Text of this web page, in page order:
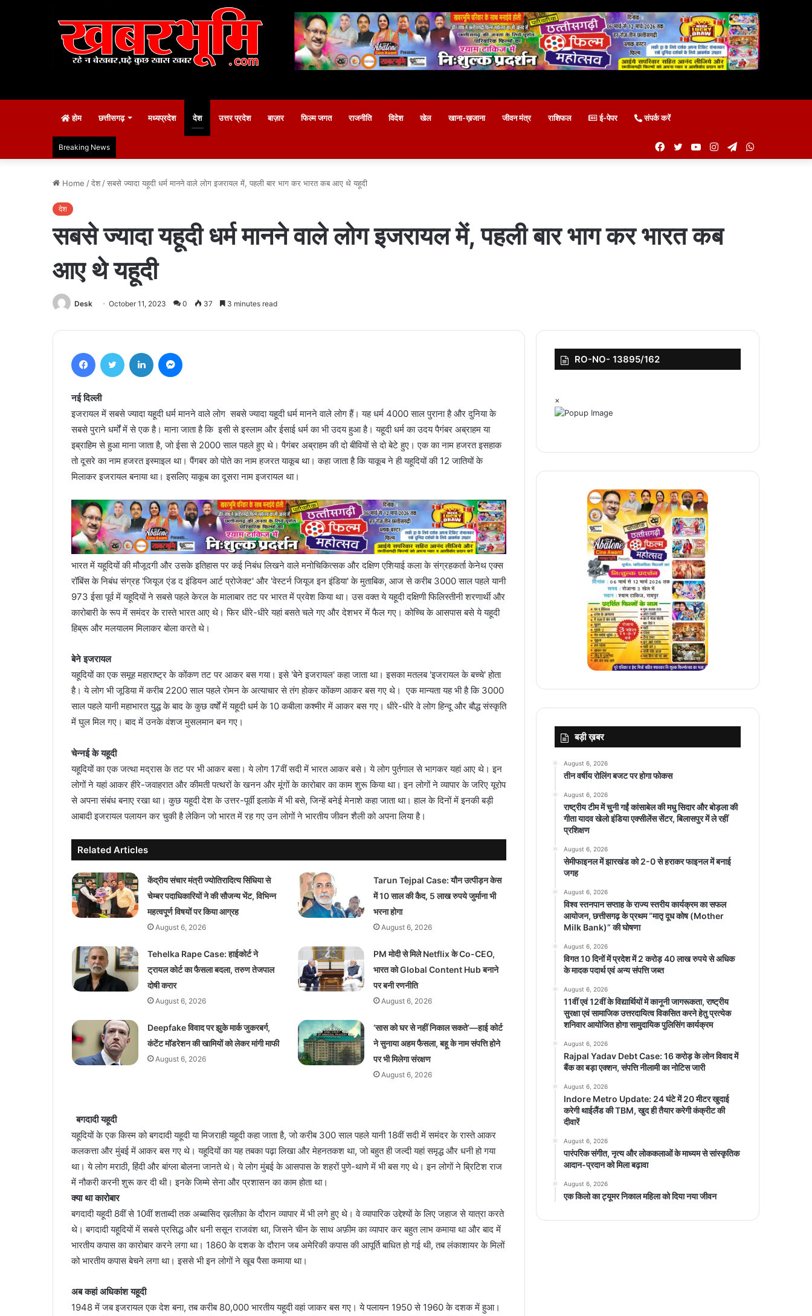
होम छत्तीसगढ़ मध्यप्रदेश देश उत्तर प्रदेश बाज़ार फिल्म जगत राजनीति विदेश खेल खाना-ख़जाना जीवन मंत्र राशिफल ई-पेपर संपर्क करें
Breaking News Telegram
Instagram
YouTube
Twitter
Facebook
Home /देश /सबसे ज्यादा यहूदी धर्म मानने वाले लोग इजरायल में, पहली बार भाग कर भारत कब आए थे यहूदी
देश
सबसे ज्यादा यहूदी धर्म मानने वाले लोग इजरायल में, पहली बार भाग कर भारत कब
आए थे यहूदी
Desk October 11, 2023 0 37 3 minutes read
नई दिल्ली
इजरायल में सबसे ज्यादा यहूदी धर्म मानने वाले लोग सबसे ज्यादा यहूदी धर्म मानने वाले लोग हैं। यह धर्म 4000 साल पुराना है और दुनिया के
सबसे पुराने धर्मों में से एक है। माना जाता है कि इसी से इस्लाम और ईसाई धर्म का भी उदय हुआ है। यहूदी धर्म का उदय पैगंबर अब्राहम या
इब्राहिम से हुआ माना जाता है, जो ईसा से 2000 साल पहले हुए थे। पैगंबर अब्राहम की दो बीवियों से दो बेटे हुए। एक का नाम हजरत इसहाक
तो दूसरे का नाम हजरत इस्माइल था। पैंगबर को पोते का नाम हजरत याकूब था। कहा जाता है कि याकूब ने ही यहूदियों की 12 जातियों के
मिलाकर इजरायल बनाया था। इसलिए याकूब का दूसरा नाम इजरायल था।
भारत में यहूदियों की मौजूदगी और उसके इतिहास पर कई निबंध लिखने वाले मनोचिकित्सक और दक्षिण एशियाई कला के संग्रहकर्ता केनेथ एक्स
रॉबिंस के निबंध संग्रह 'जियूज एंड द इंडियन आर्ट प्रोजेक्ट' और 'वेस्टर्न जियूज इन इंडिया' के मुताबिक, आज से करीब 3000 साल पहले यानी
973 ईसा पूर्व में यहूदियों ने सबसे पहले केरल के मालाबार तट पर भारत में प्रवेश किया था। उस वक्त ये यहूदी दक्षिणी फिलिस्तीनी शरणार्थी और
कारोबारी के रूप में समंदर के रास्ते भारत आए थे। फिर धीरे-धीरे यहां बसते चले गए और देशभर में फैल गए। कोच्चि के आसपास बसे ये यहूदी
हिब्रू और मलयालम मिलाकर बोला करते थे।
बेने इजरायल
यहूदियों का एक समूह महाराष्ट्र के कोंकण तट पर आकर बस गया। इसे 'बेने इजरायल' कहा जाता था। इसका मतलब 'इजरायल के बच्चे' होता
है। ये लोग भी जूडिया में करीब 2200 साल पहले रोमन के अत्याचार से तंग होकर कोंकण आकर बस गए थे। एक मान्यता यह भी है कि 3000
साल पहले यानी महाभारत युद्ध के बाद के कुछ वर्षों में यहूदी धर्म के 10 कबीला कश्मीर में आकर बस गए। धीरे-धीरे वे लोग हिन्दू और बौद्ध संस्कृति
में घुल मिल गए। बाद में उनके वंशज मुसलमान बन गए।
चेन्नई के यहूदी
यहूदियों का एक जत्था मद्रास के तट पर भी आकर बसा। ये लोग 17वीं सदी में भारत आकर बसे। ये लोग पुर्तगाल से भागकर यहां आए थे। इन
लोगों ने यहां आकर हीरे-जवाहरात और कीमती पत्थरों के खनन और मूंगों के कारोबार का काम शुरू किया था। इन लोगों ने व्यापार के जरिए यूरोप
से अपना संबंध बनाए रखा था। कुछ यहूदी देश के उत्तर-पूर्वी इलाके में भी बसे, जिन्हें बनेई मेनाशे कहा जाता था। हाल के दिनों में इनकी बड़ी
आबादी इजरायल पलायन कर चुकी है लेकिन जो भारत में रह गए उन लोगों ने भारतीय जीवन शैली को अपना लिया है।
Related Articles
केंद्रीय संचार मंत्री ज्योतिरादित्य सिंधिया से
चेम्बर पदाधिकारियों ने की सौजन्य भेंट, विभिन्न
महत्वपूर्ण विषयों पर किया आग्रह
August 6, 2026
Tarun Tejpal Case: यौन उत्पीड़न केस
में 10 साल की कैद, 5 लाख रुपये जुर्माना भी
भरना होगा
August 6, 2026
Tehelka Rape Case: हाईकोर्ट ने
ट्रायल कोर्ट का फैसला बदला, तरुण तेजपाल
दोषी करार
August 6, 2026
PM मोदी से मिले Netflix के Co-CEO,
भारत को Global Content Hub बनाने
पर बनी रणनीति
August 6, 2026
Deepfake विवाद पर झुके मार्क जुकरबर्ग,
कंटेंट मॉडरेशन की खामियों को लेकर मांगी माफी
August 6, 2026
‘सास को घर से नहीं निकाल सकते’—हाई कोर्ट
ने सुनाया अहम फैसला, बहू के नाम संपत्ति होने
पर भी मिलेगा संरक्षण
August 6, 2026
बगदादी यहूदी
यहूदियों के एक किस्म को बगदादी यहूदी या मिजराही यहूदी कहा जाता है, जो करीब 300 साल पहले यानी 18वीं सदी में समंदर के रास्ते आकर
कलकत्ता और मुंबई में आकर बस गए थे। यहूदियों का यह तबका पढ़ा लिखा और मेहनतकश था, जो बहुत ही जल्दी यहां समृद्ध और धनी हो गया
था। ये लोग मराठी, हिंदी और बांग्ला बोलना जानते थे। ये लोग मुंबई के आसपास के शहरों पुणे-थाणे में भी बस गए थे। इन लोगों ने ब्रिटिश राज
में नौकरी करनी शुरू कर दी थी। इनके जिम्मे सेना और प्रशासन का काम होता था।
क्या था कारोबार
बगदादी यहूदी 8वीं से 10वीं शताब्दी तक अब्बासिद ख़लीफ़ा के दौरान व्यापार में भी लगे हुए थे। वे व्यापारिक उद्देश्यों के लिए जहाज से यात्रा करते
थे। बगदादी यहूदियों में सबसे प्रसिद्ध और धनी ससून राजवंश था, जिसने चीन के साथ अफ़ीम का व्यापार कर बहुत लाभ कमाया था और बाद में
भारतीय कपास का कारोबार करने लगा था। 1860 के दशक के दौरान जब अमेरिकी कपास की आपूर्ति बाधित हो गई थी, तब लंकाशायर के मिलों
को भारतीय कपास बेचने लगा था। इससे भी इन लोगों ने खूब पैसा कमाया था।
अब कहां अधिकांश यहूदी
1948 में जब इजरायल एक देश बना, तब करीब 80,000 भारतीय यहूदी वहां जाकर बस गए। ये पलायन 1950 से 1960 के दशक में हुआ।
RO-NO- 13895/162
×
बड़ी ख़बर
August 6, 2026
तीन वर्षीय रोलिंग बजट पर होगा फोकस
August 6, 2026
राष्ट्रीय टीम में चुनी गईं कांसाबेल की मधु सिदार और बोड़ला की
गीता यादव खेलो इंडिया एक्सीलेंस सेंटर, बिलासपुर में ले रहीं
प्रशिक्षण
August 6, 2026
सेमीफाइनल में झारखंड को 2-0 से हराकर फाइनल में बनाई
जगह
August 6, 2026
विश्व स्तनपान सप्ताह के राज्य स्तरीय कार्यक्रम का सफल
आयोजन, छत्तीसगढ़ के प्रथम “मातृ दूध कोष (Mother
Milk Bank)” की घोषणा
August 6, 2026
विगत 10 दिनों में प्रदेश में 2 करोड़ 40 लाख रुपये से अधिक
के मादक पदार्थ एवं अन्य संपत्ति जब्त
August 6, 2026
11वीं एवं 12वीं के विद्यार्थियों में कानूनी जागरूकता, राष्ट्रीय
सुरक्षा एवं सामाजिक उत्तरदायित्व विकसित करने हेतु प्रत्येक
शनिवार आयोजित होगा सामुदायिक पुलिसिंग कार्यक्रम
August 6, 2026
Rajpal Yadav Debt Case: 16 करोड़ के लोन विवाद में
बैंक का बड़ा एक्शन, संपत्ति नीलामी का नोटिस जारी
August 6, 2026
Indore Metro Update: 24 घंटे में 20 मीटर खुदाई
करेगी थाईलैंड की TBM, खुद ही तैयार करेगी कंक्रीट की
दीवारें
August 6, 2026
पारंपरिक संगीत, नृत्य और लोककलाओं के माध्यम से सांस्कृतिक
आदान-प्रदान को मिला बढ़ावा
August 6, 2026
एक किलो का ट्यूमर निकाल महिला को दिया नया जीवन